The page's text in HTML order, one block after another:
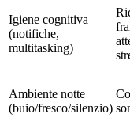
Igiene cognitiva
(notifiche,
multitasking)
Ambiente notte
(buio/fresco/silenzio)